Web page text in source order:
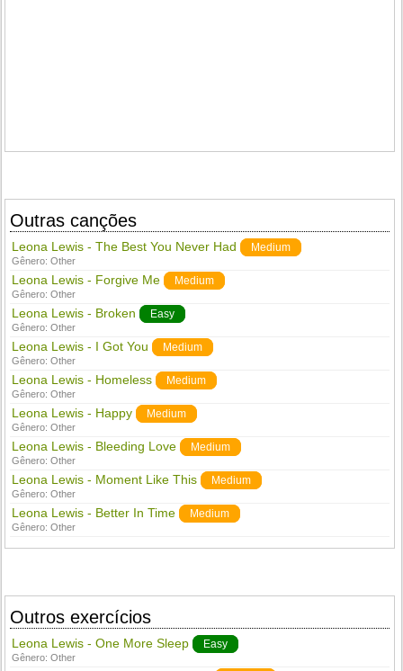
Outras canções
Leona Lewis - The Best You Never Had Medium
Gênero:Other
Leona Lewis - Forgive Me Medium
Gênero:Other
Leona Lewis - Broken Easy
Gênero:Other
Leona Lewis - I Got You Medium
Gênero:Other
Leona Lewis - Homeless Medium
Gênero:Other
Leona Lewis - Happy Medium
Gênero:Other
Leona Lewis - Bleeding Love Medium
Gênero:Other
Leona Lewis - Moment Like This Medium
Gênero:Other
Leona Lewis - Better In Time Medium
Gênero:Other
Outros exercícios
Leona Lewis - One More Sleep Easy
Gênero:Other